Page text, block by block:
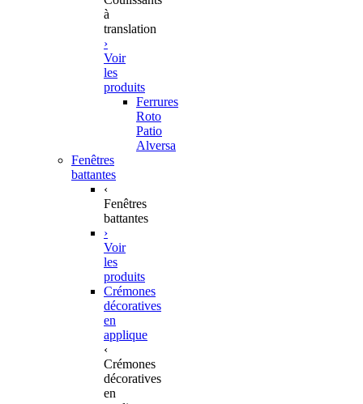
à
translation
›
Voir
les
produits
Ferrures
Roto
Patio
Alversa
Fenêtres
battantes
‹
Fenêtres
battantes
›
Voir
les
produits
Crémones
décoratives
en
applique
‹
Crémones
décoratives
en